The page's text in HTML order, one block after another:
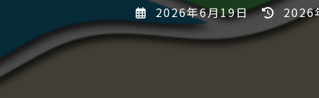
2026年6月19日
最
終
2026